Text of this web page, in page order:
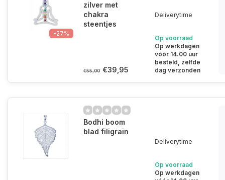
-27%
zilver met
chakra
steentjes
€55,00 €39,95
Deliverytime
Op voorraad
Op werkdagen
vóór 14.00 uur
besteld, zelfde
dag verzonden
Bodhi boom
blad filigrain
Deliverytime
Op voorraad
Op werkdagen